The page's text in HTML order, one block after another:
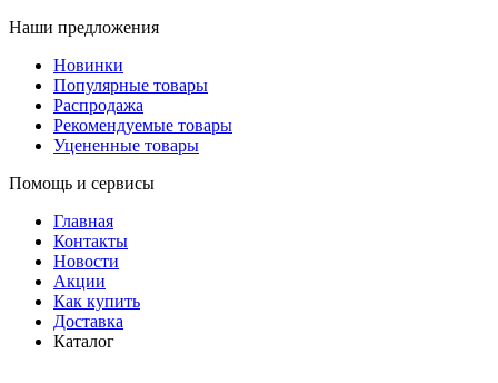
Наши предложения
Новинки
Популярные товары
Распродажа
Рекомендуемые товары
Уцененные товары
Помощь и сервисы
Главная
Контакты
Новости
Акции
Как купить
Доставка
Каталог